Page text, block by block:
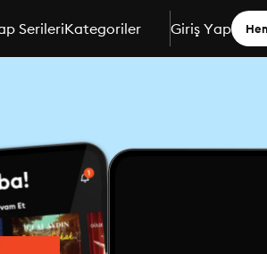
SerileriKategoriler Giriş Yap